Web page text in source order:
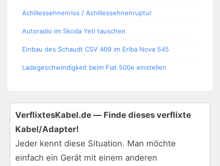
Achillessehnenriss / Achillessehnenruptur
Autoradio im Skoda Yeti tauschen
Einbau des Schaudt CSV 409 im Eriba Nova 545
Ladegeschwindigkeit beim Fiat 500e einstellen
VerflixtesKabel.de — Finde dieses verflixte
Kabel/Adapter!
Jeder kennt diese Situation. Man möchte
einfach ein Gerät mit einem anderen